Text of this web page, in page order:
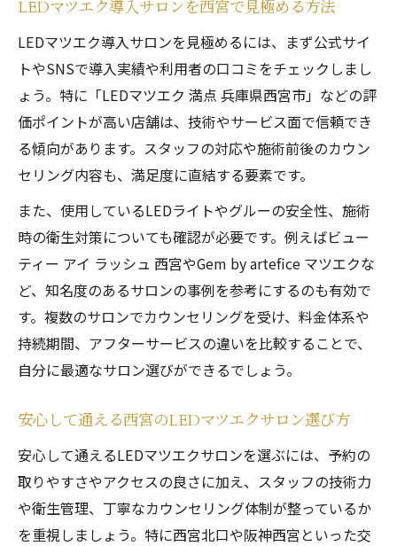
LEDマツエク導入サロンを西宮で見極める方法
LEDマツエク導入サロンを見極めるには、まず公式サイ
トやSNSで導入実績や利用者の口コミをチェックしまし
ょう。特に「LEDマツエク 満点 兵庫県西宮市」などの評
価ポイントが高い店舗は、技術やサービス面で信頼でき
る傾向があります。スタッフの対応や施術前後のカウン
セリング内容も、満足度に直結する要素です。
また、使用しているLEDライトやグルーの安全性、施術
時の衛生対策についても確認が必要です。例えばビュー
ティー アイ ラッシュ 西宮やGem by artefice マツエクな
ど、知名度のあるサロンの事例を参考にするのも有効で
す。複数のサロンでカウンセリングを受け、料金体系や
持続期間、アフターサービスの違いを比較することで、
自分に最適なサロン選びができるでしょう。
安心して通える西宮のLEDマツエクサロン選び方
安心して通えるLEDマツエクサロンを選ぶには、予約の
取りやすさやアクセスの良さに加え、スタッフの技術力
や衛生管理、丁寧なカウンセリング体制が整っているか
を重視しましょう。特に西宮北口や阪神西宮といった交